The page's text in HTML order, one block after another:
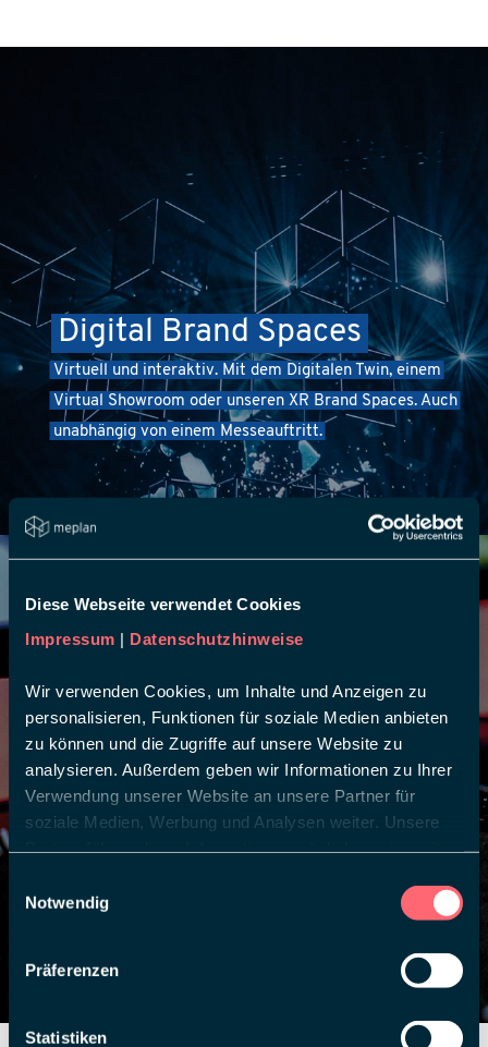
Diese Webseite verwendet Cookies
Impressum | Datenschutzhinweise
Wir verwenden Cookies, um Inhalte und Anzeigen zu
personalisieren, Funktionen für soziale Medien anbieten
zu können und die Zugriffe auf unsere Website zu
analysieren. Außerdem geben wir Informationen zu Ihrer
Verwendung unserer Website an unsere Partner für
soziale Medien, Werbung und Analysen weiter. Unsere
haben oder die sie im Rahmen Ihrer Nutzung der Dienste
Notwendig
Präferenzen
Statistiken
Digital Brand Spaces
Virtuell und interaktiv. Mit dem Digitalen Twin, einem
Virtual Showroom oder unseren XR Brand Spaces. Auch
unabhängig von einem Messeauftritt.
Media Spaces
Produktvorführungen oder führen Sie Messegespräche